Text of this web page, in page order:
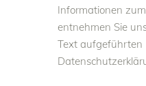
Informationen
entnehmen Sie
Text aufgeführten